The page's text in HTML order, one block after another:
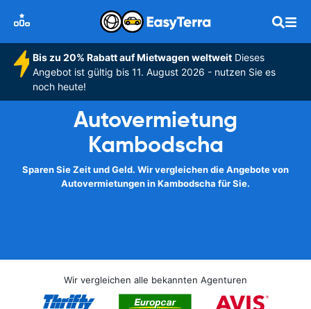
Bis zu 20% Rabatt auf Mietwagen weltweitDieses
Angebot ist gültig bis 11. August 2026 - nutzen Sie es
noch heute!
Autovermietung
Kambodscha
Sparen Sie Zeit und Geld. Wir vergleichen die Angebote von
Autovermietungen in Kambodscha für Sie.
Wir vergleichen alle bekannten Agenturen